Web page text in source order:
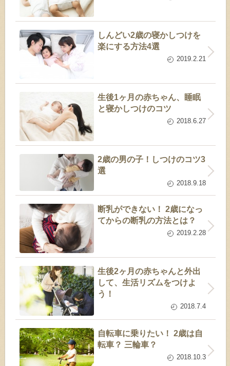
しんどい2歳の寝かしつけを
楽にする方法4選
2019.2.21
生後1ヶ月の赤ちゃん、睡眠
と寝かしつけのコツ
2018.6.27
2歳の男の子！しつけのコツ3
選
2018.9.18
断乳ができない！ 2歳になっ
てからの断乳の方法とは？
2019.2.28
生後2ヶ月の赤ちゃんと外出
して、生活リズムをつけよ
う！
2018.7.4
自転車に乗りたい！ 2歳は自
転車？ 三輪車？
2018.10.3